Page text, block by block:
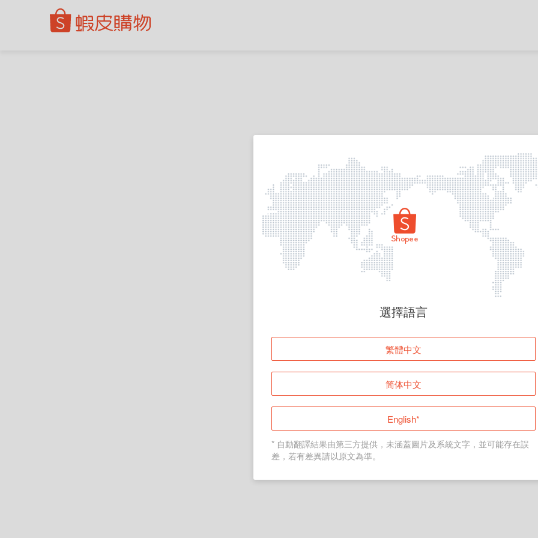
頁面無法顯示
登入
返回首頁
選擇語言
繁體中文
简体中文
English*
* 自動翻譯結果由第三方提供，未涵蓋圖片及系統文字，並可能存在誤
差，若有差異請以原文為準。